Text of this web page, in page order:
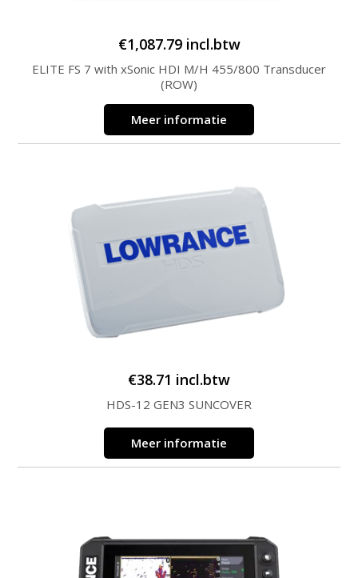
€1,087.79 incl.btw
ELITE FS 7 with xSonic HDI M/H 455/800 Transducer
(ROW)
Meer informatie
€38.71 incl.btw
HDS-12 GEN3 SUNCOVER
Meer informatie